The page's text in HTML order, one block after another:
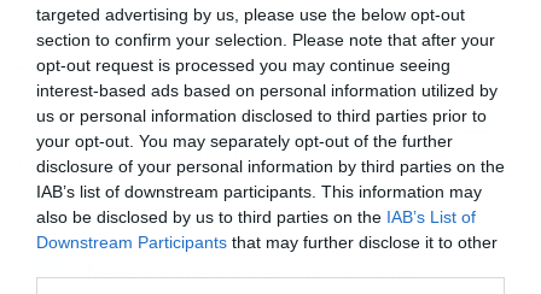
targeted advertising by us, please use the below opt-out
section to confirm your selection. Please note that after your
opt-out request is processed you may continue seeing
interest-based ads based on personal information utilized by
us or personal information disclosed to third parties prior to
your opt-out. You may separately opt-out of the further
disclosure of your personal information by third parties on the
IAB’s list of downstream participants. This information may
also be disclosed by us to third parties on the IAB’s List of
Downstream Participants that may further disclose it to other
Τι εξετάζεται για τα επιδόματα παιδιού και
κοινωνικής αλληλεγγύης
ΟΠΕΚΑ: Πότε θα φανούν τα χρήματα στα ΑΤΜ
για τις πληρωμές Ιουλίου
Ακολουθήστε το Powergame.gr στοGoogle
Newsγια άμεση και έγκυρη οικονομική